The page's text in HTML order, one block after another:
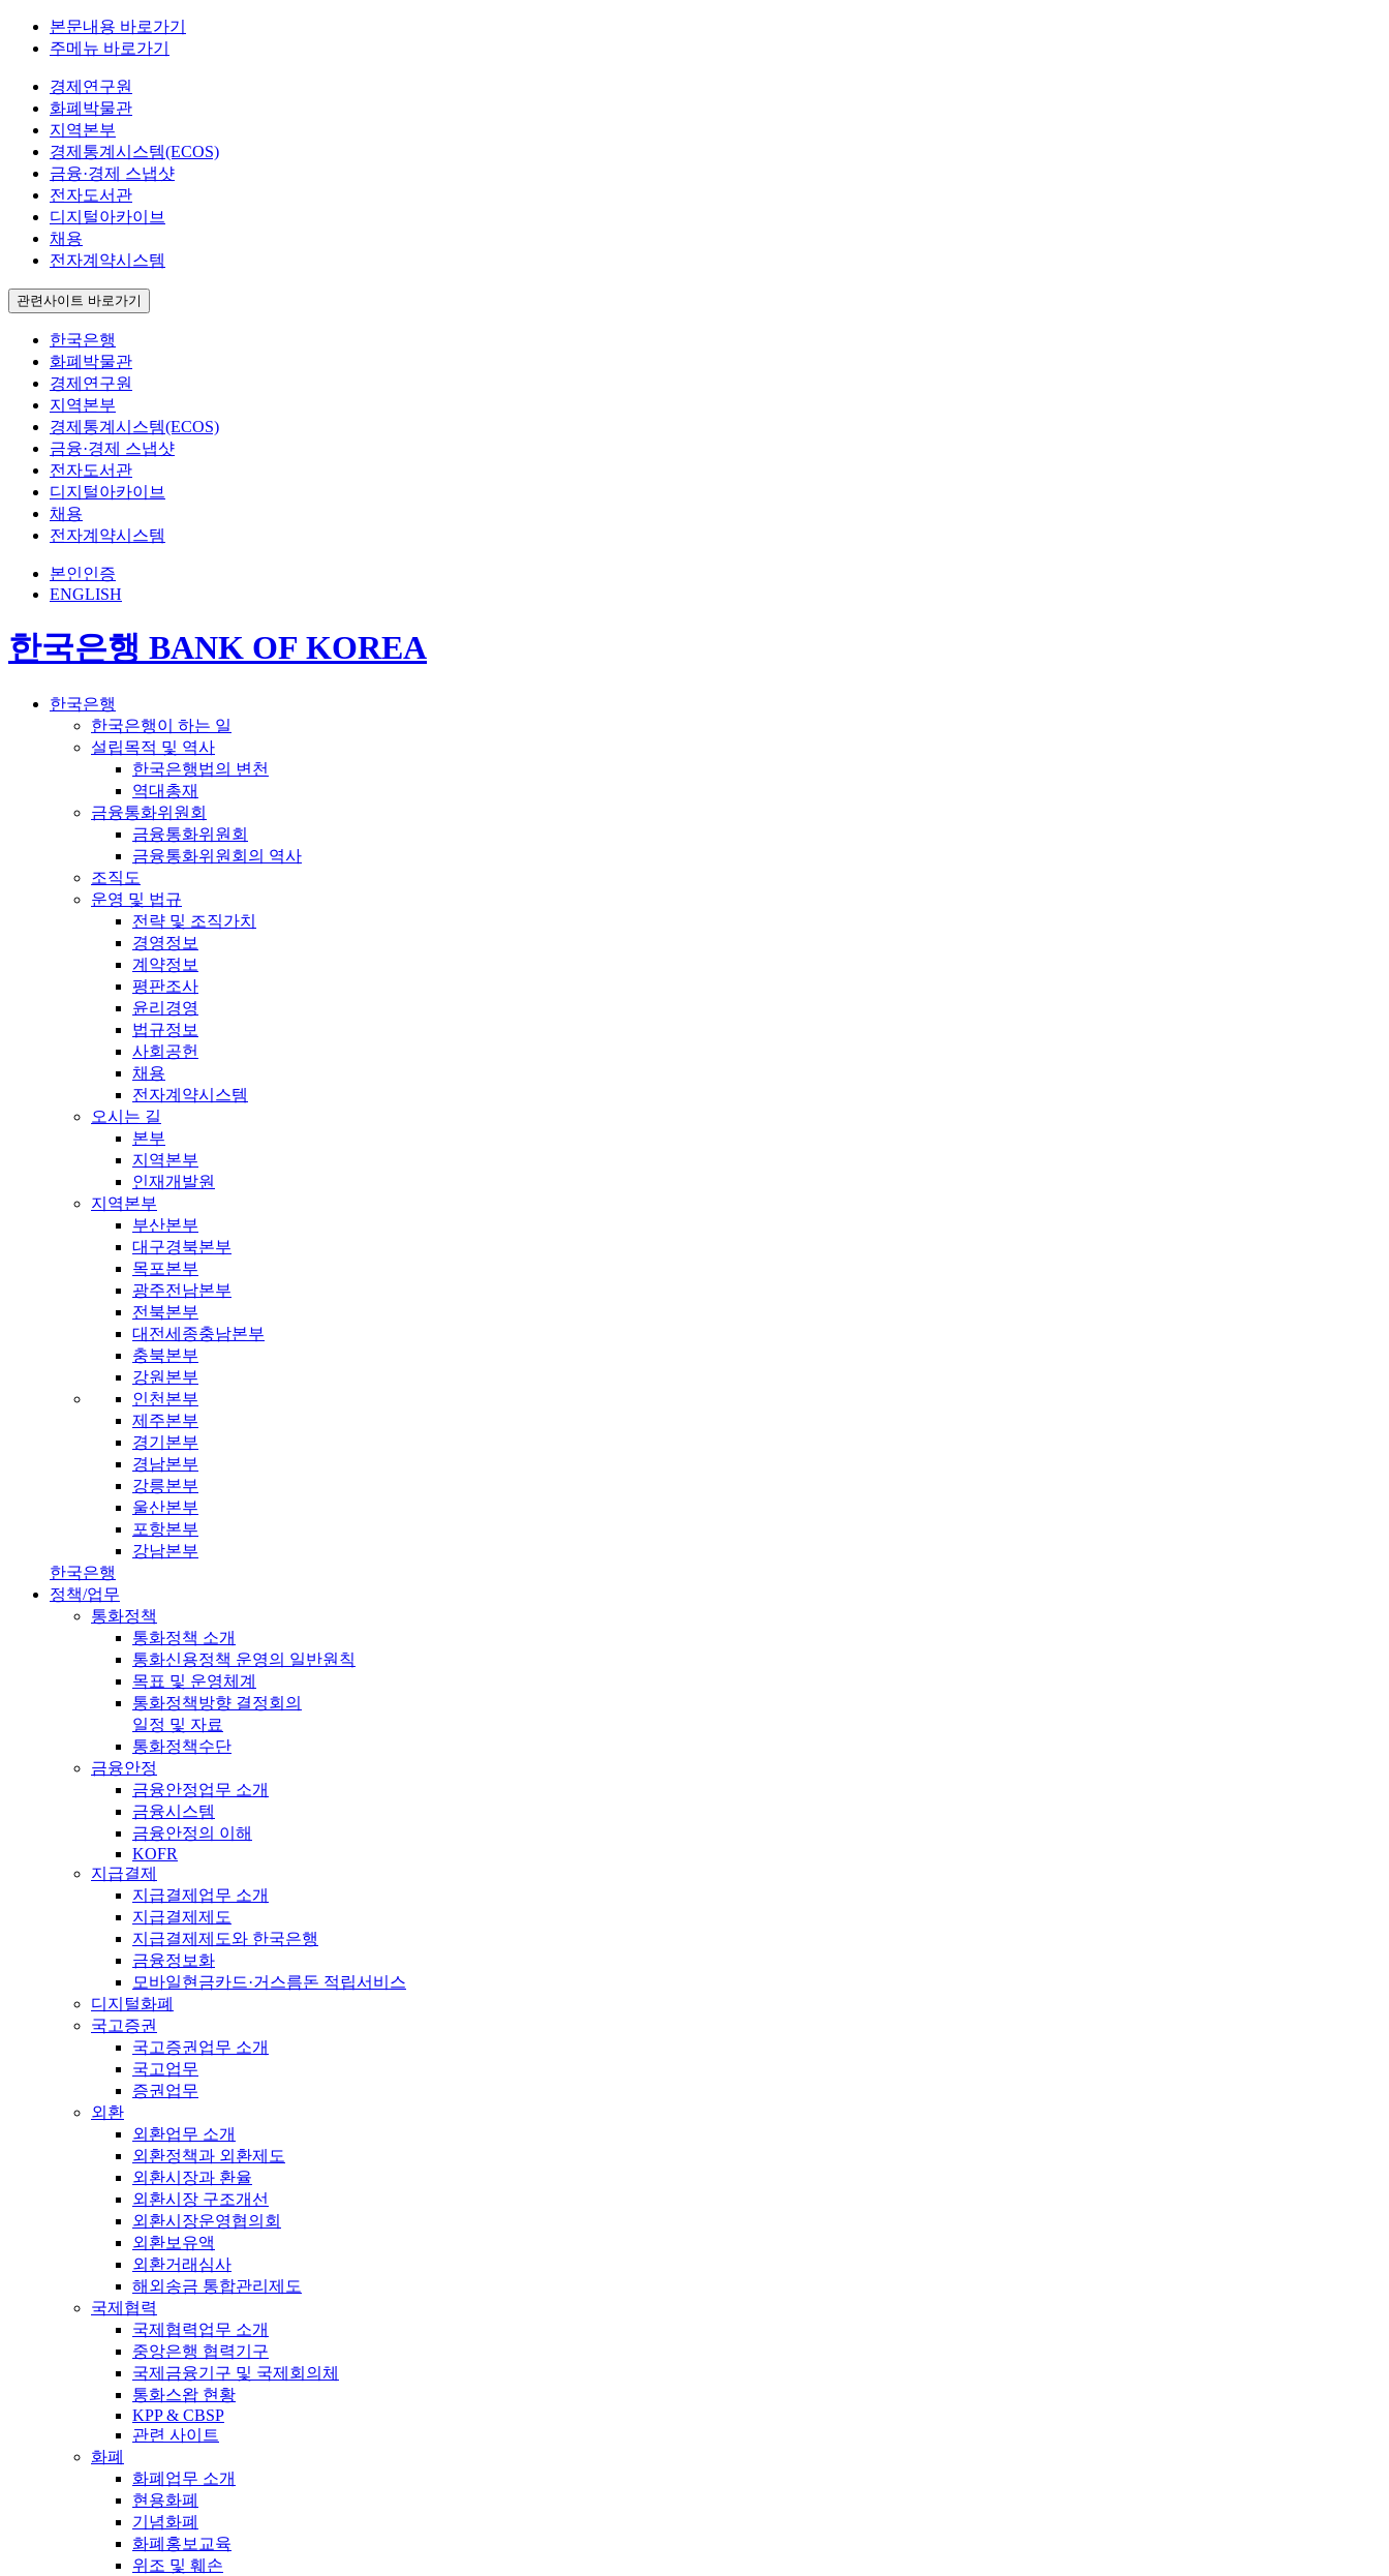
본문내용 바로가기
주메뉴 바로가기
경제연구원
화폐박물관
지역본부
경제통계시스템(ECOS)
금융·경제 스냅샷
전자도서관
디지털아카이브
채용
전자계약시스템
관련사이트 바로가기
한국은행
화폐박물관
경제연구원
지역본부
경제통계시스템(ECOS)
금융·경제 스냅샷
전자도서관
디지털아카이브
채용
전자계약시스템
본인인증
ENGLISH
한국은행 BANK OF KOREA
한국은행
한국은행이 하는 일
설립목적 및 역사
한국은행법의 변천
역대총재
금융통화위원회
금융통화위원회
금융통화위원회의 역사
조직도
운영 및 법규
전략 및 조직가치
경영정보
계약정보
평판조사
윤리경영
법규정보
사회공헌
채용
전자계약시스템
오시는 길
본부
지역본부
인재개발원
지역본부
부산본부
대구경북본부
목포본부
광주전남본부
전북본부
대전세종충남본부
충북본부
강원본부
인천본부
제주본부
경기본부
경남본부
강릉본부
울산본부
포항본부
강남본부
한국은행
정책/업무
통화정책
통화정책 소개
통화신용정책 운영의 일반원칙
목표 및 운영체계
통화정책방향 결정회의
일정 및 자료
통화정책수단
금융안정
금융안정업무 소개
금융시스템
금융안정의 이해
KOFR
지급결제
지급결제업무 소개
지급결제제도
지급결제제도와 한국은행
금융정보화
모바일현금카드·거스름돈 적립서비스
디지털화폐
국고증권
국고증권업무 소개
국고업무
증권업무
외환
외환업무 소개
외환정책과 외환제도
외환시장과 환율
외환시장 구조개선
외환시장운영협의회
외환보유액
외환거래심사
해외송금 통합관리제도
국제협력
국제협력업무 소개
중앙은행 협력기구
국제금융기구 및 국제회의체
통화스왑 현황
KPP & CBSP
관련 사이트
화폐
화폐업무 소개
현용화폐
기념화폐
화폐홍보교육
위조 및 훼손